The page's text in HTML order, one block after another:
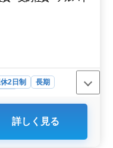
ラブル対応 ・就業規則
代以上のベテラン層の
っております☆ 分か
す！ まずお気軽にお
2日制
長期
の経験豊富な方を歓
詳しく見る